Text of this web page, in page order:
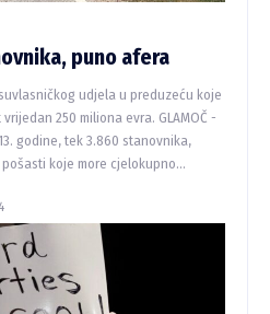
puno afera
udjela u preduzeću koje
250 miliona evra. GLAMOČ -
godine, tek 3.860 stanovnika,
koje more cjelokupno...